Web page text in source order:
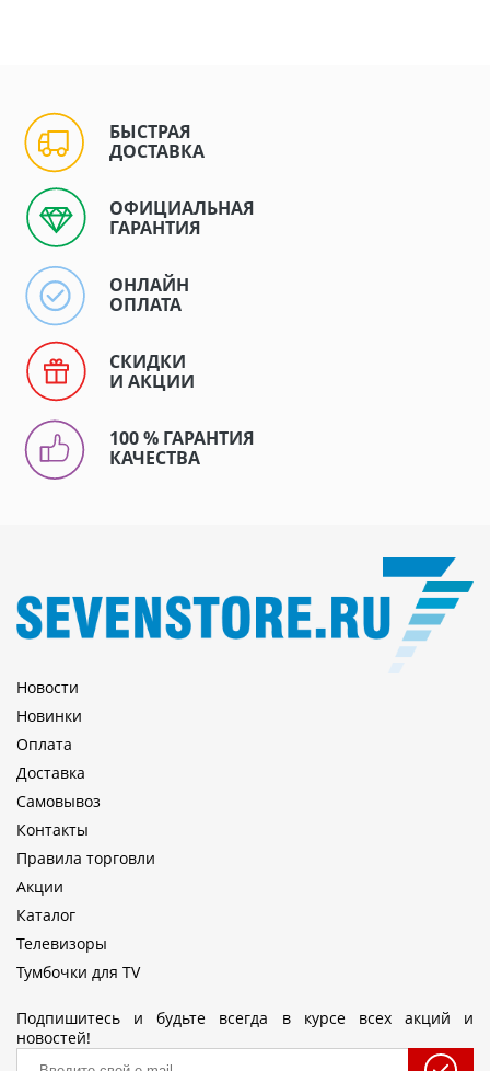
БЫСТРАЯ
ДОСТАВКА
ОФИЦИАЛЬНАЯ
ГАРАНТИЯ
ОНЛАЙН
ОПЛАТА
СКИДКИ
И АКЦИИ
100 % ГАРАНТИЯ
КАЧЕСТВА
Новости
Новинки
Оплата
Доставка
Самовывоз
Контакты
Правила торговли
Акции
Каталог
Телевизоры
Тумбочки для TV
Подпишитесь и будьте всегда в курсе всех акций и
новостей!